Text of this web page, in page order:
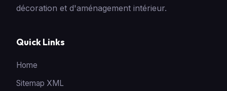
décoration et d'aménagement intérieur.
Quick Links
Home
Sitemap XML